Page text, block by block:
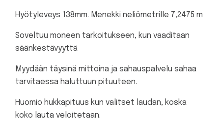
Hyötyleveys 138mm. Menekki neliömetrille 7,2475 m
Soveltuu moneen tarkoitukseen, kun vaaditaan
säänkestävyyttä
Myydään täysinä mittoina ja sahauspalvelu sahaa
tarvitaessa haluttuun pituuteen.
Huomio hukkapituus kun valitset laudan, koska
koko lauta veloitetaan.